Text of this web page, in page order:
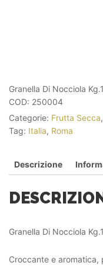
Granella Di Nocciola Kg.1
COD: 250004
Categorie: Frutta Secca,
Tag: Italia, Roma
Descrizione
Granella Di Nocciola Kg.1
Croccante e